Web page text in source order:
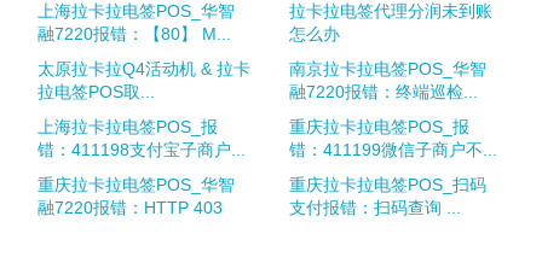
上海拉卡拉电签POS_华智
融7220报错：【80】 M...
拉卡拉电签代理分润未到账
怎么办
太原拉卡拉Q4活动机 & 拉卡
拉电签POS取...
南京拉卡拉电签POS_华智
融7220报错：终端巡检...
上海拉卡拉电签POS_报
错：411198支付宝子商户...
重庆拉卡拉电签POS_报
错：411199微信子商户不...
重庆拉卡拉电签POS_华智
融7220报错：HTTP 403
重庆拉卡拉电签POS_扫码
支付报错：扫码查询 ...